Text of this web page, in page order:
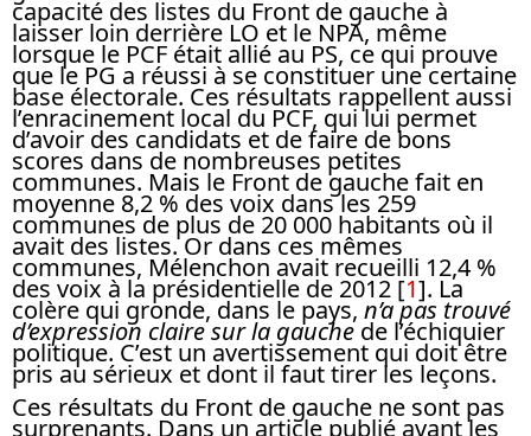
capacité des listes du Front de gauche à
laisser loin derrière LO et le NPA, même
lorsque le PCF était allié au PS, ce qui prouve
que le PG a réussi à se constituer une certaine
base électorale. Ces résultats rappellent aussi
l’enracinement local du PCF, qui lui permet
d’avoir des candidats et de faire de bons
scores dans de nombreuses petites
communes. Mais le Front de gauche fait en
moyenne 8,2 % des voix dans les 259
communes de plus de 20 000 habitants où il
avait des listes. Or dans ces mêmes
communes, Mélenchon avait recueilli 12,4 %
des voix à la présidentielle de 2012 [1]. La
colère qui gronde, dans le pays, n’a pas trouvé
d’expression claire sur la gauchede l’échiquier
politique. C’est un avertissement qui doit être
pris au sérieux et dont il faut tirer les leçons.
Ces résultats du Front de gauche ne sont pas
surprenants. Dans un article publié avant les